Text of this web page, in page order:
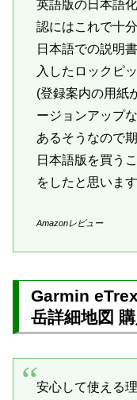
英語版の日本語
認にはこれで十分
日本語での説明
入したロックピ
(登録案内の用紙
ージョンアップ
あるそうなので
日本語版を買う
をしたと思います
Amazonレビュー
Garmin
岳詳細地図
安心して使える